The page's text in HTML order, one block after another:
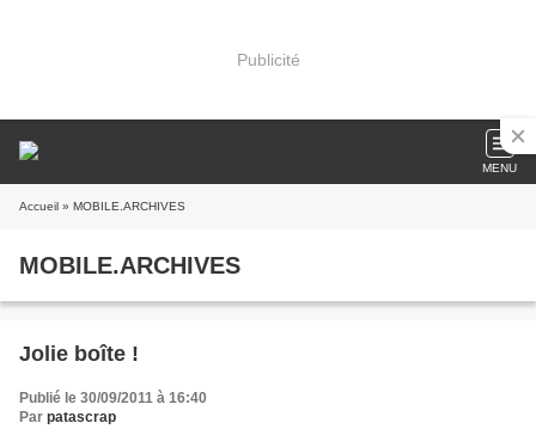
Publicité
MENU
Accueil » MOBILE.ARCHIVES
MOBILE.ARCHIVES
Jolie boîte !
Publié le 30/09/2011 à 16:40
Par patascrap